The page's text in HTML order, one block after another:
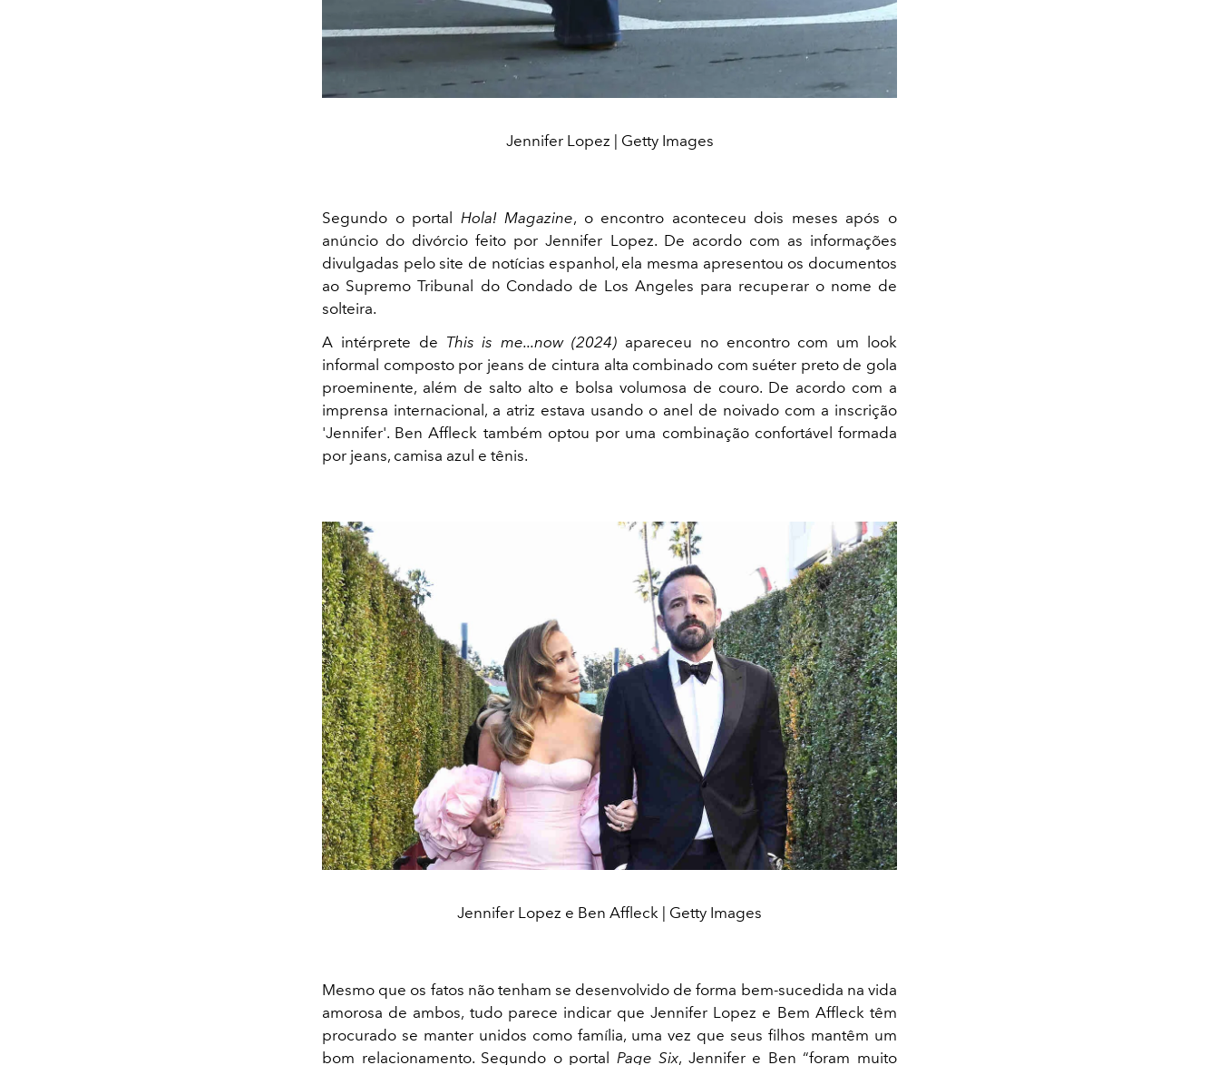
Jennifer Lopez | Getty Images
Segundo o portal Hola! Magazine, o encontro aconteceu dois meses após o
anúncio do divórcio feito por Jennifer Lopez. De acordo com as informações
divulgadas pelo site de notícias espanhol, ela mesma apresentou os documentos
ao Supremo Tribunal do Condado de Los Angeles para recuperar o nome de
solteira.
A intérprete de This is me...now (2024) apareceu no encontro com um look
informal composto por jeans de cintura alta combinado com suéter preto de gola
proeminente, além de salto alto e bolsa volumosa de couro. De acordo com a
imprensa internacional, a atriz estava usando o anel de noivado com a inscrição
'Jennifer'. Ben Affleck também optou por uma combinação confortável formada
por jeans, camisa azul e tênis.
Jennifer Lopez e Ben Affleck | Getty Images
Mesmo que os fatos não tenham se desenvolvido de forma bem-sucedida na vida
amorosa de ambos, tudo parece indicar que Jennifer Lopez e Bem Affleck têm
procurado se manter unidos como família, uma vez que seus filhos mantêm um
bom relacionamento. Segundo o portal Page Six, Jennifer e Ben “foram muito